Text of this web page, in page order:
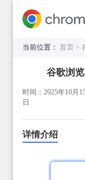
当前位置： 首页 >
谷歌浏
时间：2025年10月
日
详情介绍